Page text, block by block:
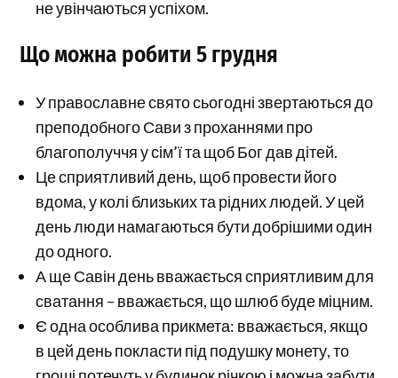
не увінчаються успіхом.
Що можна робити 5 грудня
У православне свято сьогодні звертаються до
преподобного Сави з проханнями про
благополуччя у сім’ї та щоб Бог дав дітей.
Це сприятливий день, щоб провести його
вдома, у колі близьких та рідних людей. У цей
день люди намагаються бути добрішими один
до одного.
А ще Савін день вважається сприятливим для
сватання – вважається, що шлюб буде міцним.
Є одна особлива прикмета: вважається, якщо
в цей день покласти під подушку монету, то